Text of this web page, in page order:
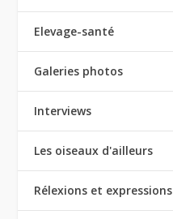
Elevage-santé
Galeries photos
Interviews
Les oiseaux d'ailleurs
Rélexions et expressions